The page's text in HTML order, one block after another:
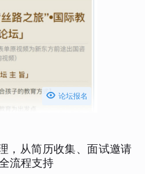
 论坛报名
，从简历收集、面试邀请
流程支持